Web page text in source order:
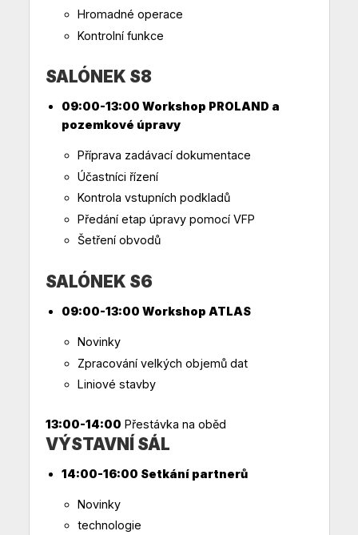
Hromadné operace
Kontrolní funkce
SALÓNEK S8
09:00-13:00 Workshop PROLAND a
pozemkové úpravy
Příprava zadávací dokumentace
Účastníci řízení
Kontrola vstupních podkladů
Předání etap úpravy pomocí VFP
Šetření obvodů
SALÓNEK S6
09:00-13:00 Workshop ATLAS
Novinky
Zpracování velkých objemů dat
Liniové stavby
13:00-14:00 Přestávka na oběd
VÝSTAVNÍ SÁL
14:00-16:00 Setkání partnerů
Novinky
technologie